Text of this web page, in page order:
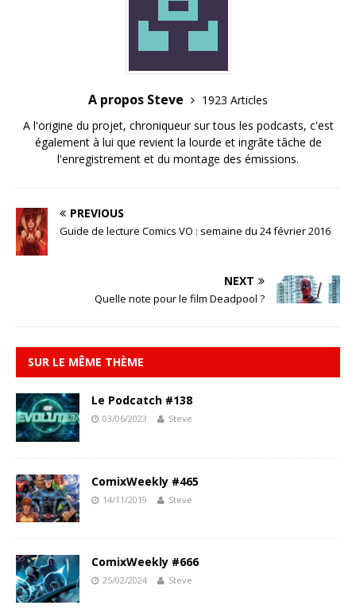
A propos Steve
1923 Articles
A l'origine du projet, chroniqueur sur tous les podcasts, c'est
également à lui que revient la lourde et ingrâte tâche de
l'enregistrement et du montage des émissions.
PREVIOUS
Guide de lecture Comics VO : semaine du 24 février 2016
NEXT
Quelle note pour le film Deadpool ?
SUR LE MÊME THÈME
Le Podcatch #138
03/06/2023 Steve
ComixWeekly #465
14/11/2019 Steve
ComixWeekly #666
25/02/2024 Steve